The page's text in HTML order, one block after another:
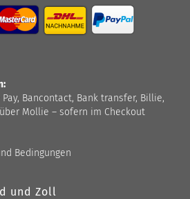
Bancontact, Bank transfer, Billie,
Mollie – sofern im Checkout
Bedingungen
und Zoll